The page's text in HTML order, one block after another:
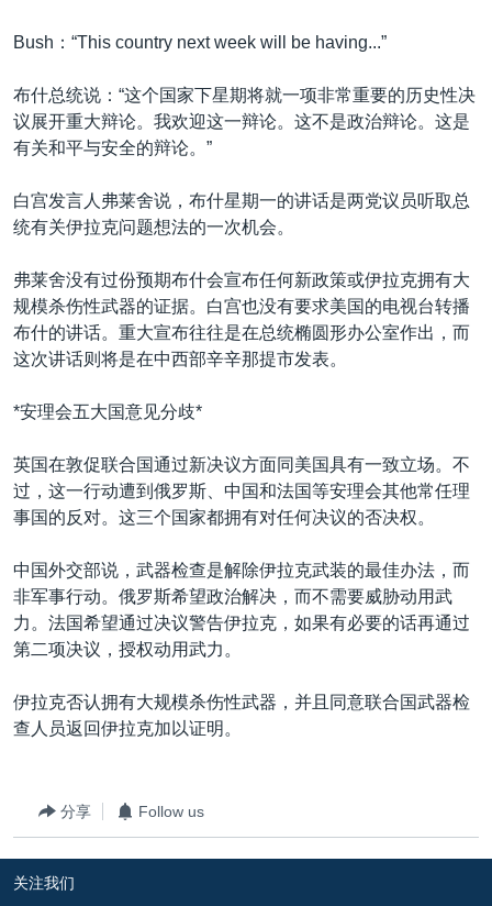
Bush：“This country next week will be having...”
布什总统说：“这个国家下星期将就一项非常重要的历史性决
议展开重大辩论。我欢迎这一辩论。这不是政治辩论。这是
有关和平与安全的辩论。”
白宫发言人弗莱舍说，布什星期一的讲话是两党议员听取总
统有关伊拉克问题想法的一次机会。
弗莱舍没有过份预期布什会宣布任何新政策或伊拉克拥有大
规模杀伤性武器的证据。白宫也没有要求美国的电视台转播
布什的讲话。重大宣布往往是在总统椭圆形办公室作出，而
这次讲话则将是在中西部辛辛那提市发表。
*安理会五大国意见分歧*
英国在敦促联合国通过新决议方面同美国具有一致立场。不
过，这一行动遭到俄罗斯、中国和法国等安理会其他常任理
事国的反对。这三个国家都拥有对任何决议的否决权。
中国外交部说，武器检查是解除伊拉克武装的最佳办法，而
非军事行动。俄罗斯希望政治解决，而不需要威胁动用武
力。法国希望通过决议警告伊拉克，如果有必要的话再通过
第二项决议，授权动用武力。
伊拉克否认拥有大规模杀伤性武器，并且同意联合国武器检
查人员返回伊拉克加以证明。
分享 Follow us
关注我们